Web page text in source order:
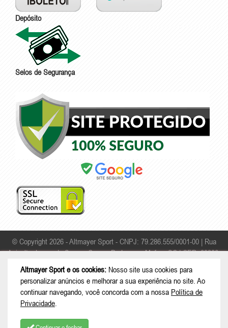
Depósito
Selos de Segurança
© Copyright 2026 - Altmayer Sport - CNPJ: 79.286.555/0001-00 | Rua
Apicultor Leonardo Sauer - Campo Da Lança - Mafra - SC | CEP: 89306-
Altmayer Sport e os cookies: Nosso site usa cookies para
personalizar anúncios e melhorar a sua experiência no site. Ao
continuar navegando, você concorda com a nossa Política de
Privacidade